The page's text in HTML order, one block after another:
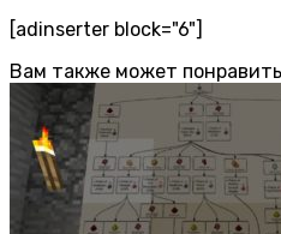
[adinserter block="6"]
Вам также может